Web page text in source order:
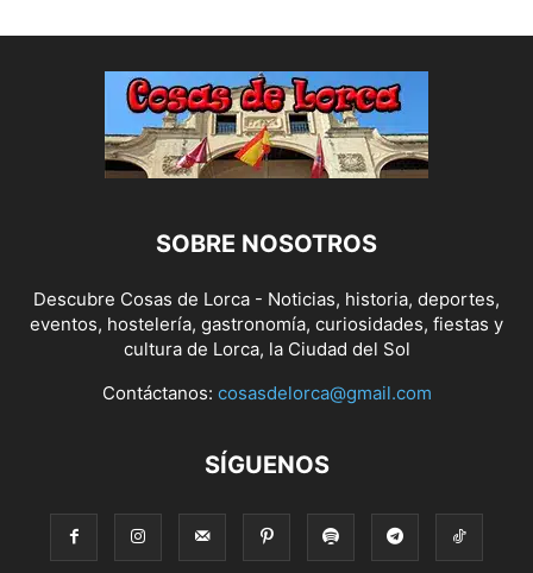
SOBRE NOSOTROS
Descubre Cosas de Lorca - Noticias, historia, deportes,
eventos, hostelería, gastronomía, curiosidades, fiestas y
cultura de Lorca, la Ciudad del Sol
Contáctanos: cosasdelorca@gmail.com
SÍGUENOS